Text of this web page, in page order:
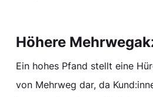
Höhere
Ein hohes Pfand stellt eine
von Mehrweg dar, da